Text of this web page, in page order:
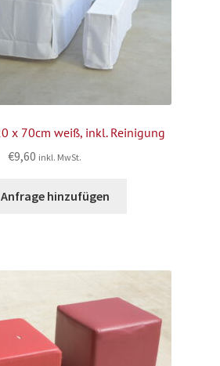
x 70cm weiß, inkl. Reinigung
€9,60 inkl. MwSt.
hinzufügen